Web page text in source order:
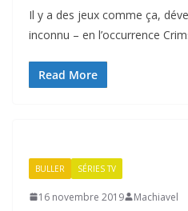
Il y a des jeux comme ça,
inconnu – en l’occurrence
Read More
BULLER SÉRIES TV
16 novembre 2019 Machiavel